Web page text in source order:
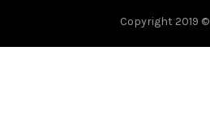
Copyright 2019 ©